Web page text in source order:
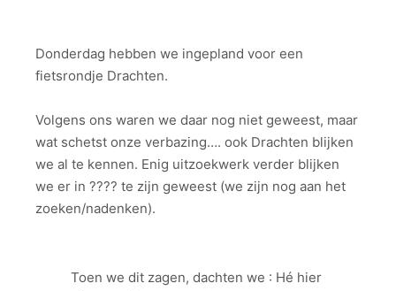
Donderdag hebben we ingepland voor een
fietsrondje Drachten.
Volgens ons waren we daar nog niet geweest, maar
wat schetst onze verbazing…. ook Drachten blijken
we al te kennen. Enig uitzoekwerk verder blijken
we er in ???? te zijn geweest (we zijn nog aan het
zoeken/nadenken).
Toen we dit zagen, dachten we : Hé hier